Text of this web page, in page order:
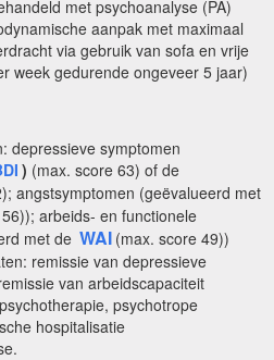
met psychoanalyse (PA)
aanpak met maximaal
via gebruik van sofa en vrije
week gedurende ongeveer 5 jaar)
depressieve symptomen
) (max. score 63) of de
angstsymptomen (geëvalueerd met
arbeids- en functionele
met de WAI (max. score 49))
remissie van depressieve
van arbeidscapaciteit
psychotrope
hospitalisatie